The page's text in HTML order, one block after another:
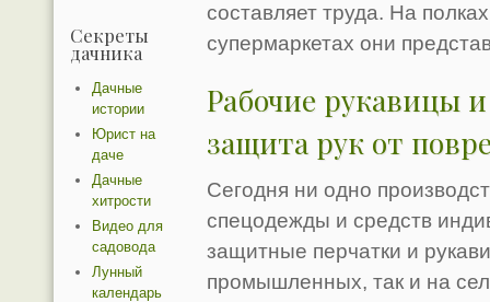
составляет труда. На
супермаркетах они
Рабочие рукавицы
защита рук от
Сегодня ни одно
спецодежды и средств
защитные перчатки и
промышленных, так и на
Секреты
дачника
Дачные
истории
Юрист на
даче
Дачные
хитрости
Видео для
садовода
Лунный
календарь